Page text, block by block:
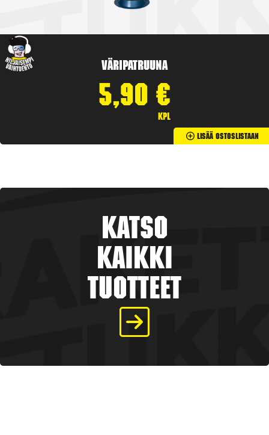
Väripatruuna
5,90 €
kpl
Lisää Ostoslistaan
Katso
kaikki
tuotteet